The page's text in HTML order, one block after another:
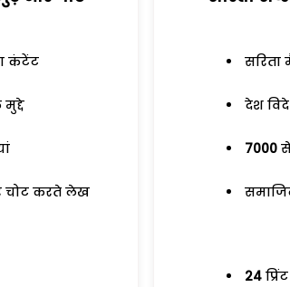
कंटेंट
चोट करते लेख
सरिता
देश
7000
24